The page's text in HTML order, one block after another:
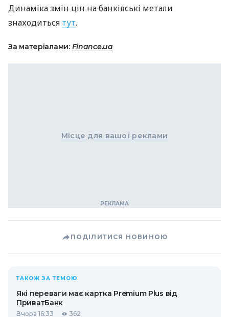
Динаміка змін цін на банківські метали
знаходиться тут.
За матеріалами: Finance.ua
Місце для вашої реклами
ПОДІЛИТИСЯ НОВИНОЮ
ТАКОЖ ЗА ТЕМОЮ
Які переваги має картка Premium Plus від
ПриватБанк
Вчора 16:33 362